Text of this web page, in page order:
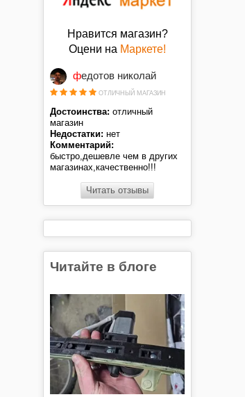
Нравится магазин?
Оцени на Маркете!
федотов николай
ОТЛИЧНЫЙ МАГАЗИН
Достоинства: отличный
магазин
Недостатки: нет
Комментарий:
быстро,дешевле чем в других
магазинах,качественно!!!
Читать отзывы
Читайте в блоге